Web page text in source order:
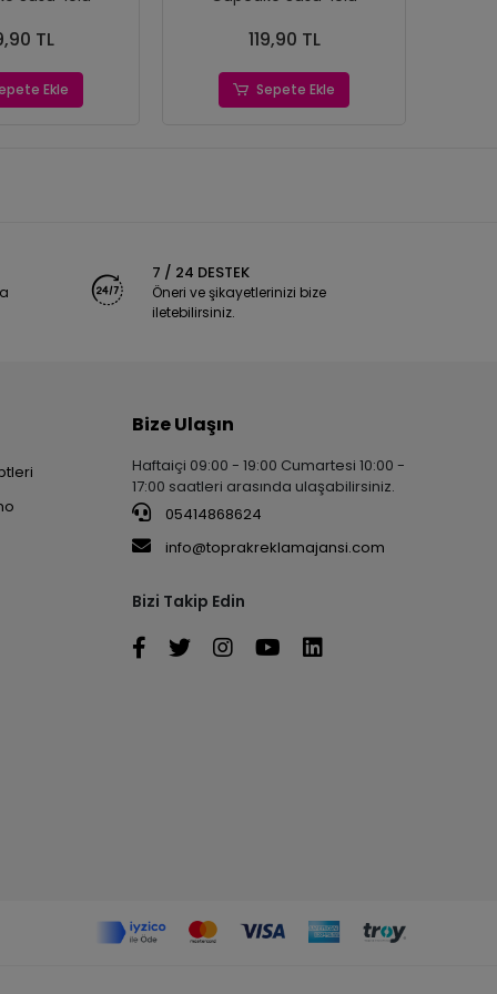
TL
Ekle
119,90 TL
Sepete Ekle
7 / 24 DESTEK
Öneri ve şikayetlerinizi bize
iletebilirsiniz.
Bize Ulaşın
Haftaiçi 09:00 - 19:00 Cumartesi 10:00 -
17:00 saatleri arasında ulaşabilirsiniz.
05414868624
info@toprakreklamajansi.com
Bizi Takip Edin